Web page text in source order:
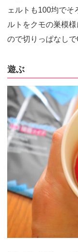
ェルトも100均でそ
ルトをクモの巣模
ので切りっぱなしで
遊ぶ